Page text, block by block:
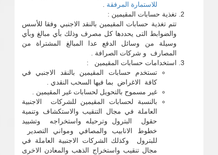
للاستمارة المرفقة
تغذية حسابات المقيمين :
تتم تغذية حسابات المقيمين بالنقد الاجنبي وفقا للأسس
والضوابط التى يحددها كل مصرف وذلك بأي مبالغ وبأي
وسيلة من وسائل الدفع عدا المبالغ المشتراة من
المصارف و شركات الصرافة .
استخدامات حسابات المقيمين :
تستخدم حسابات المقيمين بالنقد الاجنبي في
كافة الاغراض بما فيها السحب النقدي .
غير مسموح بالتحويل لحسابات غير المقيمين .
بالنسبة لحسابات المقيمين للشركات الاجنبية
العاملة في مجال التنقيب والاستكشاف وتنمية
حقول البترول وترحيله واستخراجه وتشييد
خطوط الانابيب والمصافي ومواني التصدير
للبترول وكذلك الشركات الاجنبية العاملة في
مجال تنقيب واستخراج الذهب والمعادن الاخرى